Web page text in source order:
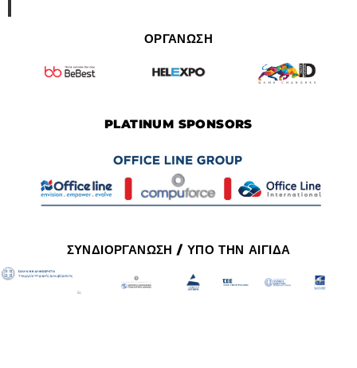
ΟΡΓΑΝΩΣΗ
PLATINUM SPONSORS
ΣΥΝΔΙΟΡΓΑΝΩΣΗ / ΥΠΟ ΤΗΝ ΑΙΓΙΔΑ